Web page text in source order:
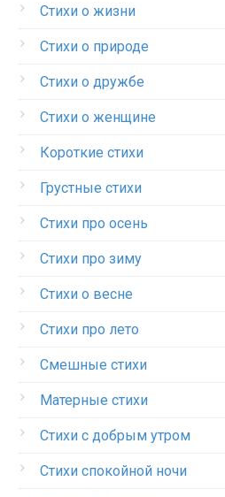
Стихи о жизни
Стихи о природе
Стихи о дружбе
Стихи о женщине
Короткие стихи
Грустные стихи
Стихи про осень
Стихи про зиму
Стихи о весне
Стихи про лето
Смешные стихи
Матерные стихи
Стихи с добрым утром
Стихи спокойной ночи